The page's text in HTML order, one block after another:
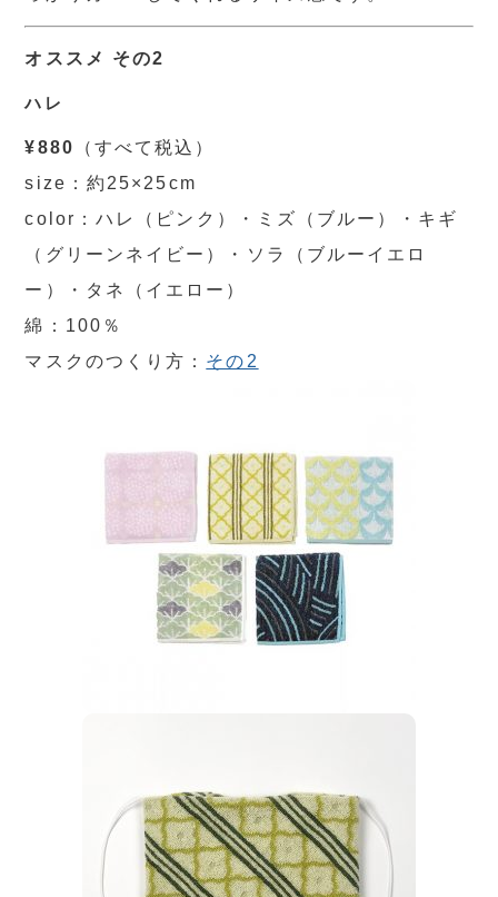
オススメ その2
ハレ
¥880
（すべて税込）
size：約25×25cm
color：ハレ（ピンク）・ミズ（ブルー）・キギ
（グリーンネイビー）・ソラ（ブルーイエロ
ー）・タネ（イエロー）
綿：100％
マスクのつくり方： その2